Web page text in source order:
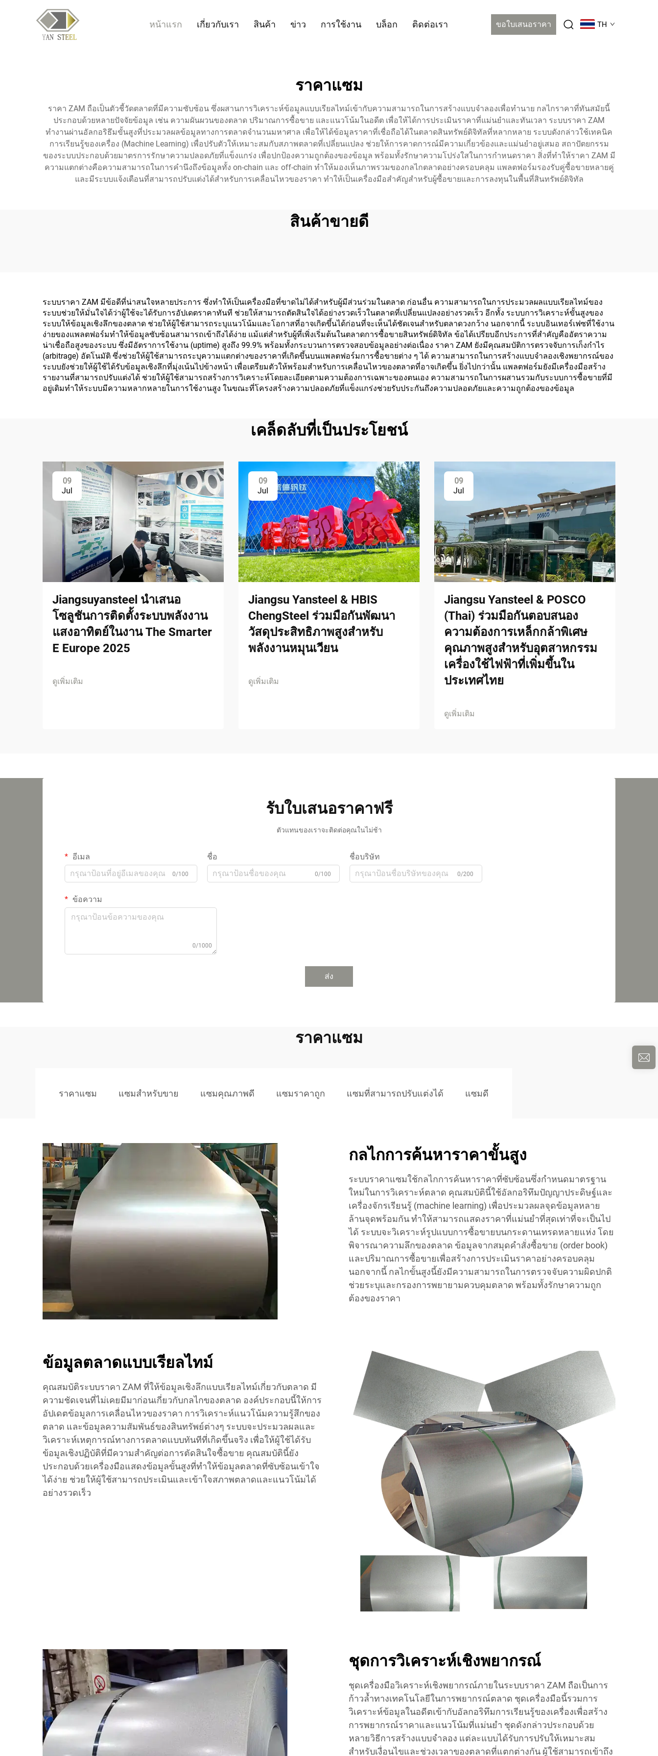
หน้าแรก เกี่ยวกับเรา สินค้า ข่าว การใช้งาน บล็อก ติดต่อเรา ขอใบเสนอราคา TH
ราคาแซม
ราคา ZAM ถือเป็นตัวชี้วัดตลาดที่มีความซับซ้อน ซึ่งผสานการวิเคราะห์ข้อมูลแบบเรียลไทม์เข้ากับความสามารถในการสร้างแบบจำลองเพื่อทำนาย กลไกราคาที่ทันสมัยนี้
ประกอบด้วยหลายปัจจัยข้อมูล เช่น ความผันผวนของตลาด ปริมาณการซื้อขาย และแนวโน้มในอดีต เพื่อให้ได้การประเมินราคาที่แม่นยำและทันเวลา ระบบราคา ZAM
ทำงานผ่านอัลกอริธึมขั้นสูงที่ประมวลผลข้อมูลทางการตลาดจำนวนมหาศาล เพื่อให้ได้ข้อมูลราคาที่เชื่อถือได้ในตลาดสินทรัพย์ดิจิทัลที่หลากหลาย ระบบดังกล่าวใช้เทคนิค
การเรียนรู้ของเครื่อง (Machine Learning) เพื่อปรับตัวให้เหมาะสมกับสภาพตลาดที่เปลี่ยนแปลง ช่วยให้การคาดการณ์มีความเกี่ยวข้องและแม่นยำอยู่เสมอ สถาปัตยกรรม
ของระบบประกอบด้วยมาตรการรักษาความปลอดภัยที่แข็งแกร่ง เพื่อปกป้องความถูกต้องของข้อมูล พร้อมทั้งรักษาความโปร่งใสในการกำหนดราคา สิ่งที่ทำให้ราคา ZAM มี
ความแตกต่างคือความสามารถในการคำนึงถึงข้อมูลทั้ง on-chain และ off-chain ทำให้มองเห็นภาพรวมของกลไกตลาดอย่างครอบคลุม แพลตฟอร์มรองรับคู่ซื้อขายหลายคู่
และมีระบบแจ้งเตือนที่สามารถปรับแต่งได้สำหรับการเคลื่อนไหวของราคา ทำให้เป็นเครื่องมือสำคัญสำหรับผู้ซื้อขายและการลงทุนในพื้นที่สินทรัพย์ดิจิทัล
สินค้าขายดี
ระบบราคา ZAM มีข้อดีที่น่าสนใจหลายประการ ซึ่งทำให้เป็นเครื่องมือที่ขาดไม่ได้สำหรับผู้มีส่วนร่วมในตลาด ก่อนอื่น ความสามารถในการประมวลผลแบบเรียลไทม์ของ
ระบบช่วยให้มั่นใจได้ว่าผู้ใช้จะได้รับการอัปเดตราคาทันที ช่วยให้สามารถตัดสินใจได้อย่างรวดเร็วในตลาดที่เปลี่ยนแปลงอย่างรวดเร็ว อีกทั้ง ระบบการวิเคราะห์ขั้นสูงของ
ระบบให้ข้อมูลเชิงลึกของตลาด ช่วยให้ผู้ใช้สามารถระบุแนวโน้มและโอกาสที่อาจเกิดขึ้นได้ก่อนที่จะเห็นได้ชัดเจนสำหรับตลาดวงกว้าง นอกจากนี้ ระบบอินเทอร์เฟซที่ใช้งาน
ง่ายของแพลตฟอร์มทำให้ข้อมูลซับซ้อนสามารถเข้าถึงได้ง่าย แม้แต่สำหรับผู้ที่เพิ่งเริ่มต้นในตลาดการซื้อขายสินทรัพย์ดิจิทัล ข้อได้เปรียบอีกประการที่สำคัญคืออัตราความ
น่าเชื่อถือสูงของระบบ ซึ่งมีอัตราการใช้งาน (uptime) สูงถึง 99.9% พร้อมทั้งกระบวนการตรวจสอบข้อมูลอย่างต่อเนื่อง ราคา ZAM ยังมีคุณสมบัติการตรวจจับการเก็งกำไร
(arbitrage) อัตโนมัติ ซึ่งช่วยให้ผู้ใช้สามารถระบุความแตกต่างของราคาที่เกิดขึ้นบนแพลตฟอร์มการซื้อขายต่าง ๆ ได้ ความสามารถในการสร้างแบบจำลองเชิงพยากรณ์ของ
ระบบยังช่วยให้ผู้ใช้ได้รับข้อมูลเชิงลึกที่มุ่งเน้นไปข้างหน้า เพื่อเตรียมตัวให้พร้อมสำหรับการเคลื่อนไหวของตลาดที่อาจเกิดขึ้น ยิ่งไปกว่านั้น แพลตฟอร์มยังมีเครื่องมือสร้าง
รายงานที่สามารถปรับแต่งได้ ช่วยให้ผู้ใช้สามารถสร้างการวิเคราะห์โดยละเอียดตามความต้องการเฉพาะของตนเอง ความสามารถในการผสานรวมกับระบบการซื้อขายที่มี
อยู่เดิมทำให้ระบบมีความหลากหลายในการใช้งานสูง ในขณะที่โครงสร้างความปลอดภัยที่แข็งแกร่งช่วยรับประกันถึงความปลอดภัยและความถูกต้องของข้อมูล
เคล็ดลับที่เป็นประโยชน์
09
Jul
Jiangsuyansteel นำเสนอ
โซลูชันการติดตั้งระบบพลังงาน
แสงอาทิตย์ในงาน The Smarter
E Europe 2025
ดูเพิ่มเติม
09
Jul
Jiangsu Yansteel & HBIS
ChengSteel ร่วมมือกันพัฒนา
วัสดุประสิทธิภาพสูงสำหรับ
พลังงานหมุนเวียน
ดูเพิ่มเติม
09
Jul
Jiangsu Yansteel & POSCO
(Thai) ร่วมมือกันตอบสนอง
ความต้องการเหล็กกล้าพิเศษ
คุณภาพสูงสำหรับอุตสาหกรรม
เครื่องใช้ไฟฟ้าที่เพิ่มขึ้นใน
ประเทศไทย
ดูเพิ่มเติม
รับใบเสนอราคาฟรี
ตัวแทนของเราจะติดต่อคุณในไม่ช้า
อีเมล
0/100
ชื่อ
0/100
ชื่อบริษัท
0/200
ข้อความ
0/1000
ส่ง
ราคาแซม
ราคาแซม แซมสำหรับขาย แซมคุณภาพดี แซมราคาถูก แซมที่สามารถปรับแต่งได้ แซมดี
กลไกการค้นหาราคาขั้นสูง
ระบบราคาแซมใช้กลไกการค้นหาราคาที่ซับซ้อนซึ่งกำหนดมาตรฐาน
ใหม่ในการวิเคราะห์ตลาด คุณสมบัตินี้ใช้อัลกอริทึมปัญญาประดิษฐ์และ
เครื่องจักรเรียนรู้ (machine learning) เพื่อประมวลผลจุดข้อมูลหลาย
ล้านจุดพร้อมกัน ทำให้สามารถแสดงราคาที่แม่นยำที่สุดเท่าที่จะเป็นไป
ได้ ระบบจะวิเคราะห์รูปแบบการซื้อขายบนกระดานเทรดหลายแห่ง โดย
พิจารณาความลึกของตลาด ข้อมูลจากสมุดคำสั่งซื้อขาย (order book)
และปริมาณการซื้อขายเพื่อสร้างการประเมินราคาอย่างครอบคลุม
นอกจากนี้ กลไกขั้นสูงนี้ยังมีความสามารถในการตรวจจับความผิดปกติ
ช่วยระบุและกรองการพยายามควบคุมตลาด พร้อมทั้งรักษาความถูก
ต้องของราคา
ข้อมูลตลาดแบบเรียลไทม์
คุณสมบัติระบบราคา ZAM ที่ให้ข้อมูลเชิงลึกแบบเรียลไทม์เกี่ยวกับตลาด มี
ความชัดเจนที่ไม่เคยมีมาก่อนเกี่ยวกับกลไกของตลาด องค์ประกอบนี้ให้การ
อัปเดตข้อมูลการเคลื่อนไหวของราคา การวิเคราะห์แนวโน้มความรู้สึกของ
ตลาด และข้อมูลความสัมพันธ์ของสินทรัพย์ต่างๆ ระบบจะประมวลผลและ
วิเคราะห์เหตุการณ์ทางการตลาดแบบทันทีที่เกิดขึ้นจริง เพื่อให้ผู้ใช้ได้รับ
ข้อมูลเชิงปฏิบัติที่มีความสำคัญต่อการตัดสินใจซื้อขาย คุณสมบัตินี้ยัง
ประกอบด้วยเครื่องมือแสดงข้อมูลขั้นสูงที่ทำให้ข้อมูลตลาดที่ซับซ้อนเข้าใจ
ได้ง่าย ช่วยให้ผู้ใช้สามารถประเมินและเข้าใจสภาพตลาดและแนวโน้มได้
อย่างรวดเร็ว
ชุดการวิเคราะห์เชิงพยากรณ์
ชุดเครื่องมือวิเคราะห์เชิงพยากรณ์ภายในระบบราคา ZAM ถือเป็นการ
ก้าวล้ำทางเทคโนโลยีในการพยากรณ์ตลาด ชุดเครื่องมือนี้รวมการ
วิเคราะห์ข้อมูลในอดีตเข้ากับอัลกอริทึมการเรียนรู้ของเครื่องเพื่อสร้าง
การพยากรณ์ราคาและแนวโน้มที่แม่นยำ ชุดดังกล่าวประกอบด้วย
หลายวิธีการสร้างแบบจำลอง แต่ละแบบได้รับการปรับให้เหมาะสม
สำหรับเงื่อนไขและช่วงเวลาของตลาดที่แตกต่างกัน ผู้ใช้สามารถเข้าถึง